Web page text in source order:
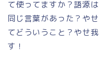
て使ってますか？語源
同じ言葉があった？や
てどういうこと？やせ
す！